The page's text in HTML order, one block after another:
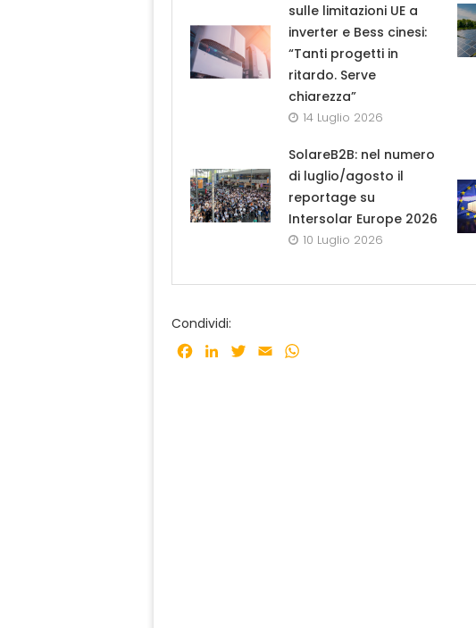
sulle limitazioni UE a
inverter e Bess cinesi:
“Tanti progetti in
ritardo. Serve
chiarezza”
14 Luglio 2026
SolareB2B: nel numero
di luglio/agosto il
reportage su
Intersolar Europe 2026
10 Luglio 2026
Condividi:
Facebook
LinkedInTwitter
Email